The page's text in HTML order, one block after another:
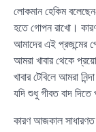
লোকমান হেকিম
হতে গোপন রাখো।
আমাদের এই প্রজন্মের
আমরা খাবার থেকে
খাবার টেবিলে আমরা
যদি শুধু গীবত বাদ
কারণ আজকাল সাধারণত